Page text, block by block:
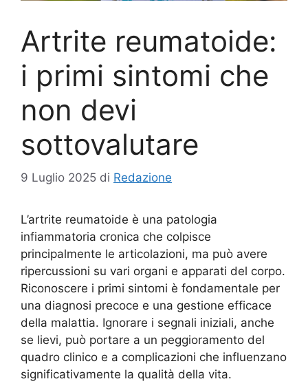
Artrite reumatoide:
i primi sintomi che
non devi
sottovalutare
9 Luglio 2025 di Redazione
L’artrite reumatoide è una patologia
infiammatoria cronica che colpisce
principalmente le articolazioni, ma può avere
ripercussioni su vari organi e apparati del corpo.
Riconoscere i primi sintomi è fondamentale per
una diagnosi precoce e una gestione efficace
della malattia. Ignorare i segnali iniziali, anche
se lievi, può portare a un peggioramento del
quadro clinico e a complicazioni che influenzano
significativamente la qualità della vita.